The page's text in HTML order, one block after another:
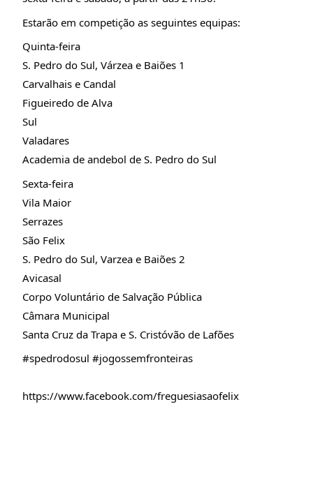
Estarão em competição as seguintes equipas:
Quinta-feira
S. Pedro do Sul, Várzea e Baiões 1
Carvalhais e Candal
Figueiredo de Alva
Sul
Valadares
Academia de andebol de S. Pedro do Sul
Sexta-feira
Vila Maior
Serrazes
São Felix
S. Pedro do Sul, Varzea e Baiões 2
Avicasal
Corpo Voluntário de Salvação Pública
Câmara Municipal
Santa Cruz da Trapa e S. Cristóvão de Lafões
#spedrodosul #jogossemfronteiras
https://www.facebook.com/freguesiasaofelix